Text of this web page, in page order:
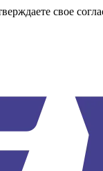
свое